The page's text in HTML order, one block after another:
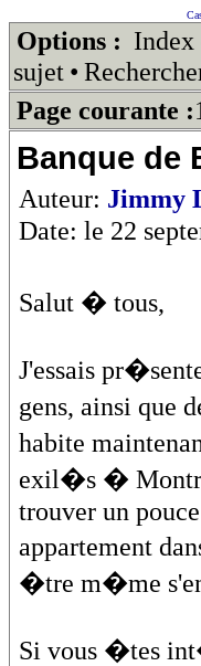
Options : Index
sujet •
Page courante :
Banque de
Auteur: Jimmy
Date: le 22
Salut � tous,
J'essais
gens, ainsi que
habite
exil�s �
trouver un
appartement
�tre m�me
Si vous �tes